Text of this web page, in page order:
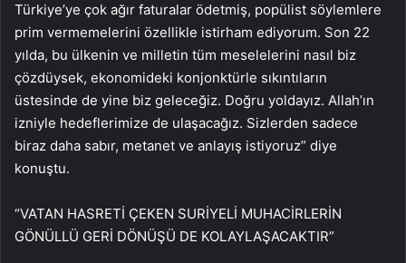
Türkiye’ye çok ağır faturalar ödetmiş, popülist söylemlere
prim vermemelerini özellikle istirham ediyorum. Son 22
yılda, bu ülkenin ve milletin tüm meselelerini nasıl biz
çözdüysek, ekonomideki konjonktürle sıkıntıların
üstesinde de yine biz geleceğiz. Doğru yoldayız. Allah’ın
izniyle hedeflerimize de ulaşacağız. Sizlerden sadece
biraz daha sabır, metanet ve anlayış istiyoruz” diye
konuştu.
“VATAN HASRETİ ÇEKEN SURİYELİ MUHACİRLERİN
GÖNÜLLÜ GERİ DÖNÜŞÜ DE KOLAYLAŞACAKTIR”